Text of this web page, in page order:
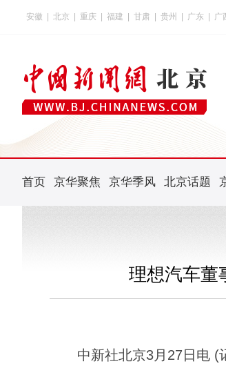
安徽 北京 重庆 福建 甘肃 贵州 广东 广
首页 京华聚焦 京华季风 北京话题
理想汽车董
中新社北京3月27日电 (记